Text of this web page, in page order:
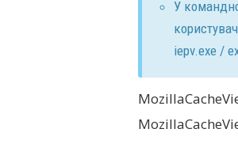
У
iepv.exe /